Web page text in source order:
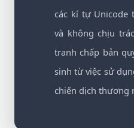
các kí tự Unicode
và không chịu
tranh chấp bản
sinh từ việc sử
chiến dịch thương